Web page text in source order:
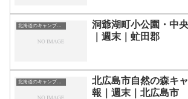
北海道のキャンプ場一覧
洞爺湖町小公園・中
｜週末｜虻田郡
北海道のキャンプ場一覧
北広島市自然の森キ
報｜週末｜北広島市